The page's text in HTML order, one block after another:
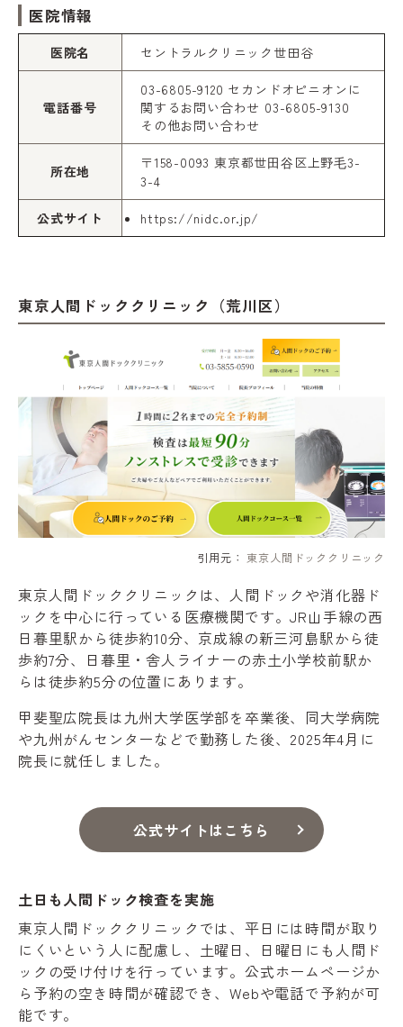
医院情報
医院名 セントラルクリニック世田谷
電話番号
03-6805-9120 セカンドオピニオンに
関するお問い合わせ 03-6805-9130
その他お問い合わせ
所在地
〒158-0093 東京都世⽥⾕区上野⽑3-
3-4
公式サイト https://nidc.or.jp/
東京人間ドッククリニック（荒川区）
引用元： 東京人間ドッククリニック
東京人間ドッククリニックは、人間ドックや消化器ド
ックを中心に行っている医療機関です。JR山手線の西
日暮里駅から徒歩約10分、京成線の新三河島駅から徒
歩約7分、日暮里・舎人ライナーの赤土小学校前駅か
らは徒歩約5分の位置にあります。
甲斐聖広院長は九州大学医学部を卒業後、同大学病院
や九州がんセンターなどで勤務した後、2025年4月に
院長に就任しました。
公式サイトはこちら
土日も人間ドック検査を実施
東京人間ドッククリニックでは、平日には時間が取り
にくいという人に配慮し、土曜日、日曜日にも人間ド
ックの受け付けを行っています。公式ホームページか
ら予約の空き時間が確認でき、Webや電話で予約が可
能です。